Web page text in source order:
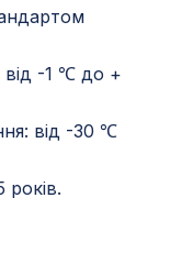
від -1 ℃ до +
від -30 ℃
років.